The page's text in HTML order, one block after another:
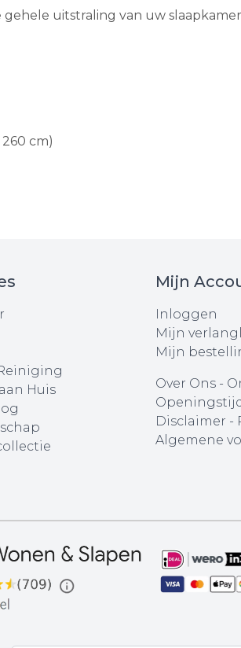
uitstraling van uw
cm)
Huis
Mijn
Inloggen
Mijn
Mijn
Over Ons-
Disclaimer -
Algemene